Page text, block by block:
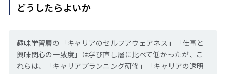
どうしたらよいか
趣味学習層の「キャリアのセルフアウェアネス」「仕事と
興味関心の一致度」は学び直し層に比べて低かったが、こ
れらは、「キャリアプランニング研修」「キャリアの透明